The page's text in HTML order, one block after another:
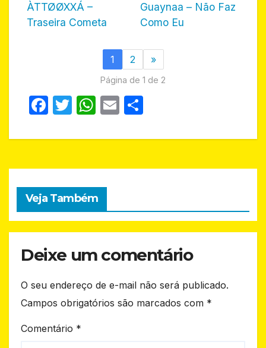
ÀTTØØXXÁ –
Traseira Cometa
Guaynaa – Não Faz
Como Eu
1 2 »
Página de 1 de 2
F
c
b
o
o
k
T
itt
W
at
A
p
p
E
ail ar
Veja Também
Deixe um comentário
O seu endereço de e-mail não será publicado.
Campos obrigatórios são marcados com *
Comentário *